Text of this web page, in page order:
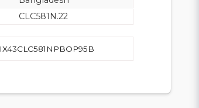
CLC581N.22
IX43CLC581NPBOP95B